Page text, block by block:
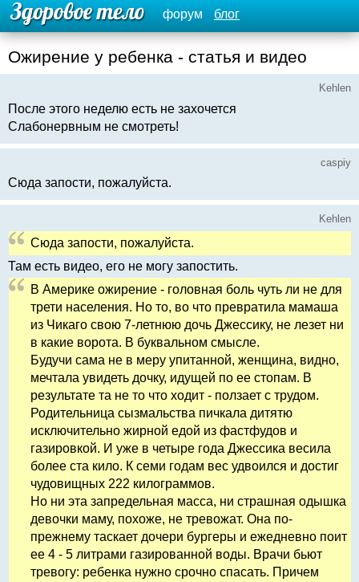
форум блог
Ожирение у ребенка - статья и видео
Kehlen
После этого неделю есть не захочется
Слабонервным не смотреть!
caspiy
Сюда запости, пожалуйста.
Kehlen
Сюда запости, пожалуйста.
Там есть видео, его не могу запостить.
В Америке ожирение - головная боль чуть ли не для
трети населения. Но то, во что превратила мамаша
из Чикаго свою 7-летнюю дочь Джессику, не лезет ни
в какие ворота. В буквальном смысле.
Будучи сама не в меру упитанной, женщина, видно,
мечтала увидеть дочку, идущей по ее стопам. В
результате та не то что ходит - ползает с трудом.
Родительница сызмальства пичкала дитятю
исключительно жирной едой из фастфудов и
газировкой. И уже в четыре года Джессика весила
более ста кило. К семи годам вес удвоился и достиг
чудовищных 222 килограммов.
Но ни эта запредельная масса, ни страшная одышка
девочки маму, похоже, не тревожат. Она по-
прежнему таскает дочери бургеры и ежедневно поит
ее 4 - 5 литрами газированной воды. Врачи бьют
тревогу: ребенка нужно срочно спасать. Причем